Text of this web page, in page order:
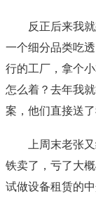
反正后来我
一个细分品类吃
行的工厂，拿个
怎么着？去年我
案，他们直接送
上周末老张
铁卖了，亏了大
试做设备租赁的